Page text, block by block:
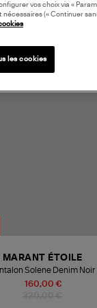
160,00 €
MARANT ÉTOILE
Solene Denim Noir
vos choix via «
(« Continuer
les cookies